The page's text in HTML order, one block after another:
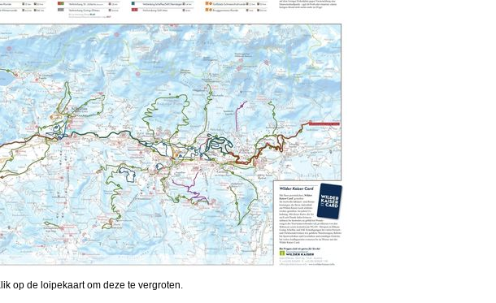
op de loipekaart om deze te vergroten.